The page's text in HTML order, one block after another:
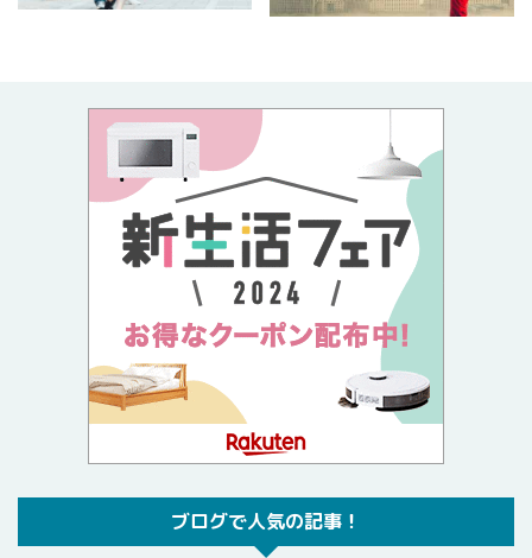
ブログで人気の記事！